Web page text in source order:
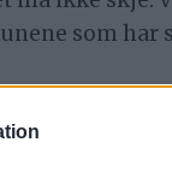
som har
i
ønsker,